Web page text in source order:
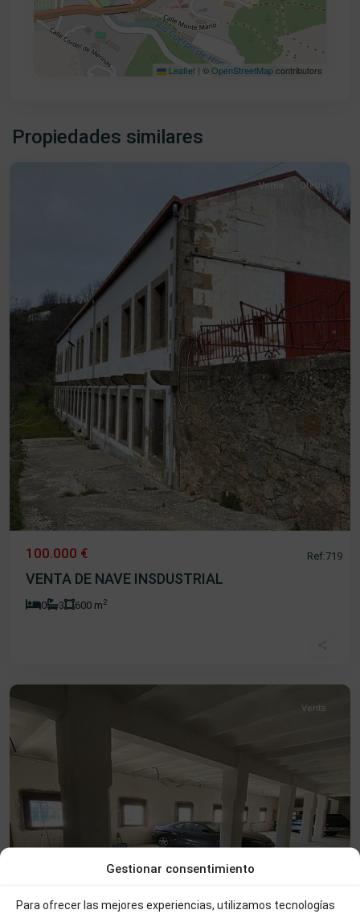
Gestionar consentimiento
Para ofrecer las mejores experiencias, utilizamos tecnologías
Leaflet | ©OpenStreetMapcontributors
Propiedades similares
Antigua
Béjar
Venta Oferta
100.000 €
VENTA DE NAVE INSDUSTRIAL
0 3 600 m2
Ref:719
Venta